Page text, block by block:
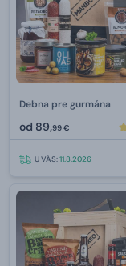
Debna pre gurmána
od 89,99 €
U VÁS:11.8.2026